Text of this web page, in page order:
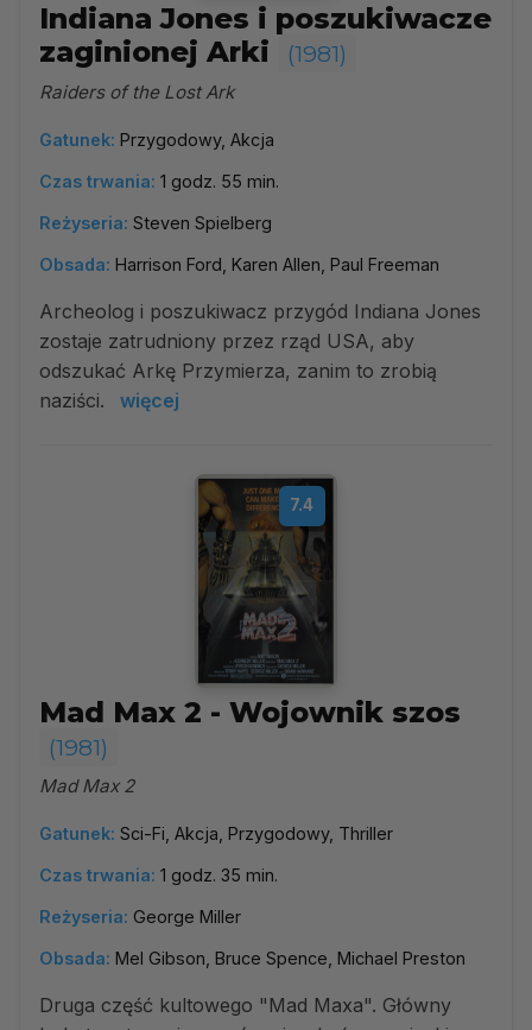
Indiana Jones i poszukiwacze
zaginionej Arki
(1981)
Raiders of the Lost Ark
Gatunek: Przygodowy, Akcja
Czas trwania: 1 godz. 55 min.
Reżyseria: Steven Spielberg
Obsada: Harrison Ford, Karen Allen, Paul Freeman
Archeolog i poszukiwacz przygód Indiana Jones
zostaje zatrudniony przez rząd USA, aby
odszukać Arkę Przymierza, zanim to zrobią
naziści.
więcej
7.4
Mad Max 2 - Wojownik szos
(1981)
Mad Max 2
Gatunek: Sci-Fi, Akcja, Przygodowy, Thriller
Czas trwania: 1 godz. 35 min.
Reżyseria: George Miller
Obsada: Mel Gibson, Bruce Spence, Michael Preston
Druga część kultowego "Mad Maxa". Główny